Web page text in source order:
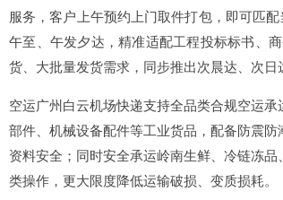
服务，客户上午预约上门取件打包，即可匹
午至、午发夕达，精准适配工程投标标书、
货、大批量发货需求，同步推出次晨达、次
空运广州白云机场快递支持全品类合规空运
部件、机械设备配件等工业货品，配备防震
资料安全；同时安全承运岭南生鲜、冷链冻
类操作，更大限度降低运输破损、变质损耗。